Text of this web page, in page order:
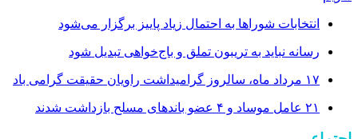
انتخابات شوراها به احتمال زیاد پاییز برگزار می‌شود
رسانه نباید به تریبون تملق و باج‌خواهی تبدیل شود
۱۷ مرداد ماه، سالروز گرامیداشت راویان حقیقت گرامی باد
۲۱ عامل موساد و ۴ عضو باند‌های مسلح بازداشت شدند